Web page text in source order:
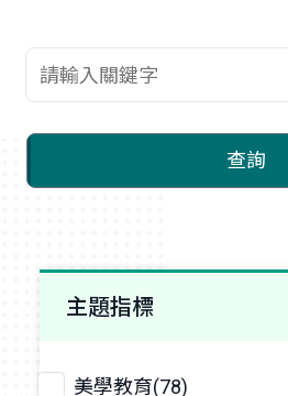
查詢關鍵字
查詢
主題指標
美學教育(78)